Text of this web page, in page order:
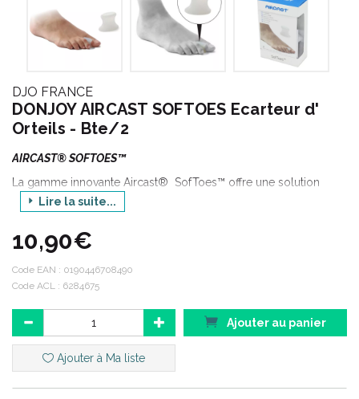
DJO FRANCE
DONJOY AIRCAST SOFTOES Ecarteur d'
Orteils - Bte/2
AIRCAST® SOFTOES™
La gamme innovante Aircast® SofToes™ offre une solution
parfaitement adaptée à tous les besoins de la zone des orteils.
doux et un soutien sûr, tandis qu’ un soupçon subtil de menthol
aide à maintenir une odeur fraîche et aérée.
DONJOY
Gamme : AIRCAST
Déclinaison : SOFTOES
Produit : ECARTEUR D' ORTEILS
Lire la suite...
10,90€
Code EAN : 0190446708490
Code ACL : 6284675
Ajouter au panier
Ajouter à Ma liste